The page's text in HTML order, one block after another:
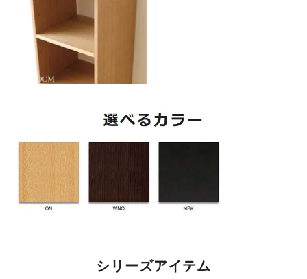
シリーズアイテム